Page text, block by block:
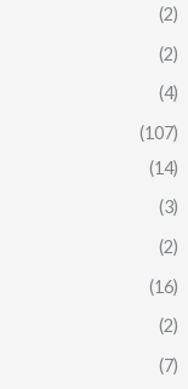
(2)
(2)
(4)
(107)
(14)
(3)
(2)
(16)
(2)
(7)